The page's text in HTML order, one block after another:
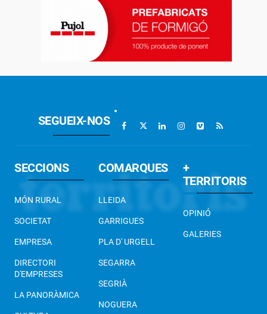
SEGUEIX-NOS
SECCIONS
MÓN RURAL
SOCIETAT
EMPRESA
DIRECTORI
D'EMPRESES
LA PANORÀMICA
COMARQUES
LLEIDA
GARRIGUES
PLA D' URGELL
SEGARRA
SEGRIÀ
NOGUERA
+
TERRITORIS
OPINIÓ
GALERIES